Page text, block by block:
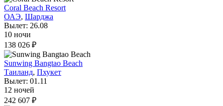
Coral Beach Resort
ОАЭ, Шарджа
Вылет: 26.08
10 ночи
138 026 ₽
Sunwing Bangtao Beach
Таиланд, Пхукет
Вылет: 01.11
12 ночей
242 607 ₽